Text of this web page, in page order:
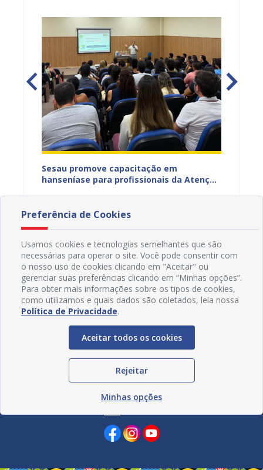
Sesau promove capacitação em
hanseníase para profissionais da Atenção
07/
Redes Sociais
Preferência de Cookies
Usamos cookies e tecnologias semelhantes que são
necessárias para operar o site. Você pode consentir com
o nosso uso de cookies clicando em "Aceitar" ou
gerenciar suas preferências clicando em “Minhas opções”.
Para obter mais informações sobre os tipos de cookies,
como utilizamos e quais dados são coletados, leia nossa
Política de Privacidade.
Aceitar todos os cookies
Rejeitar
Minhas opções